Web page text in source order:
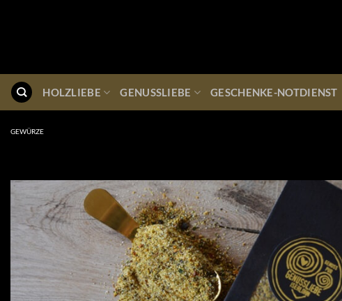
HOLZLIEBE GENUSSLIEBE GESCHENKE-NOTDIENST
GEWÜRZE